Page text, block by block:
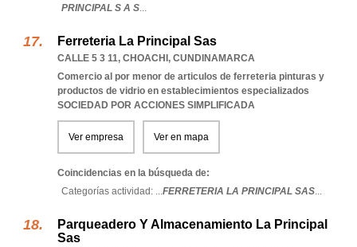
PRINCIPAL S A S...
Ferreteria La Principal Sas
CALLE 5 3 11, CHOACHI , CUNDINAMARCA
Comercio al por menor de articulos de ferreteria pinturas y
productos de vidrio en establecimientos especializados
SOCIEDAD POR ACCIONES SIMPLIFICADA
Ver empresa Ver en mapa
Coincidencias en la búsqueda de:
Categorías actividad: ...FERRETERIA LA PRINCIPAL SAS...
Parqueadero Y Almacenamiento La Principal
Sas